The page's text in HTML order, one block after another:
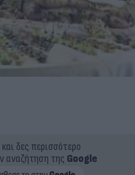
και δες περισσότερο
αναζήτηση της Google